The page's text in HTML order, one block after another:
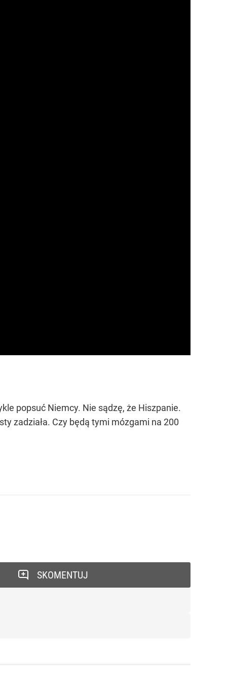
popsuć Niemcy. Nie sądzę, że Hiszpanie.
zadziała. Czy będą tymi mózgami na 200
SKOMENTUJ